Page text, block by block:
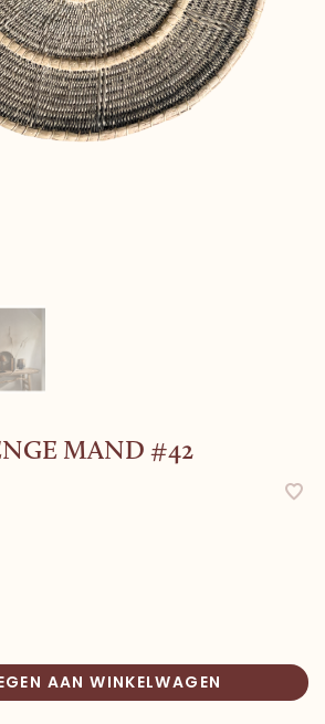
MAND #42
AAN WINKELWAGEN